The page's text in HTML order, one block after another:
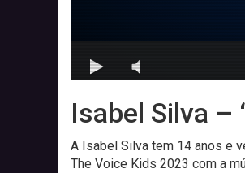
Isabel Silva –
A Isabel Silva tem 14 anos e
The Voice Kids 2023 com a